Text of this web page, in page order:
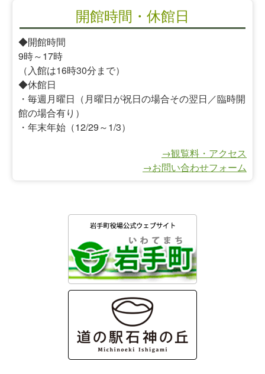
開館時間・休館日
◆開館時間
9時～17時
（入館は16時30分まで）
◆休館日
・毎週月曜日（月曜日が祝日の場合その翌日／臨時開
館の場合有り）
・年末年始（12/29～1/3）
→観覧料・アクセス
→お問い合わせフォーム